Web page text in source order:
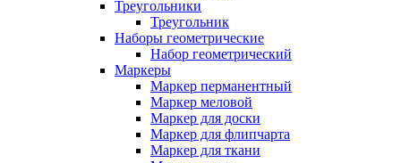
Треугольники
Треугольник
Наборы геометрические
Набор геометрический
Маркеры
Маркер перманентный
Маркер меловой
Маркер для доски
Маркер для флипчарта
Маркер для ткани